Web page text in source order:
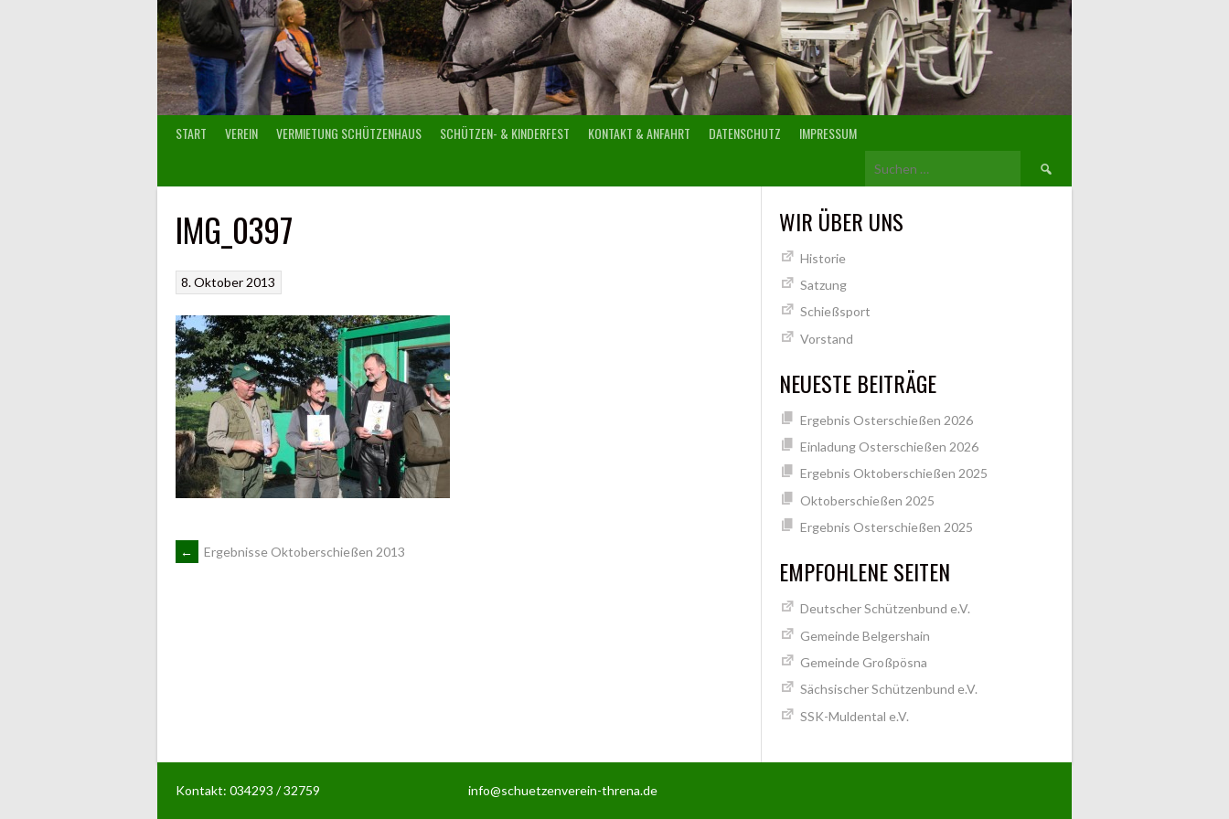
START VEREIN VERMIETUNG SCHÜTZENHAUS SCHÜTZEN- & KINDERFEST KONTAKT & ANFAHRT DATENSCHUTZ IMPRESSUM
Suchen
IMG_0397
8. Oktober 2013
ARTIKEL-
← Ergebnisse Oktoberschießen 2013
WIR ÜBER UNS
Historie
Satzung
Schießsport
Vorstand
NEUESTE BEITRÄGE
Ergebnis Osterschießen 2026
Einladung Osterschießen 2026
Ergebnis Oktoberschießen 2025
Oktoberschießen 2025
Ergebnis Osterschießen 2025
EMPFOHLENE SEITEN
Deutscher Schützenbund e.V.
Gemeinde Belgershain
Gemeinde Großpösna
Sächsischer Schützenbund e.V.
SSK-Muldental e.V.
Kontakt: 034293 / 32759 info@schuetzenverein-threna.de